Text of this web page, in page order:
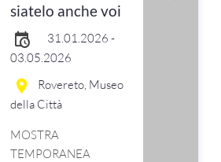
siatelo anche voi
31.01.2026 -
03.05.2026
Rovereto, Museo
della Città
MOSTRA
TEMPORANEA